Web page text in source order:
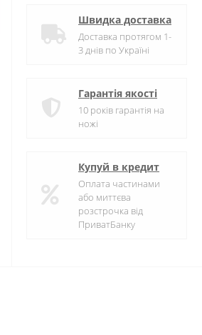
Швидка доставка
Доставка протягом 1-
3 днів по Україні
Гарантія якості
10 років гарантія на
ножі
Купуй в кредит
Оплата частинами
або миттєва
розстрочка від
ПриватБанку